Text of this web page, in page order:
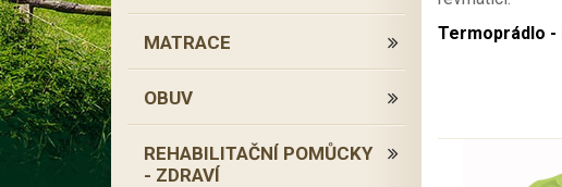
MATRACE
OBUV
REHABILITAČNÍ POMŮCKY
- ZDRAVÍ
Termoprádlo -